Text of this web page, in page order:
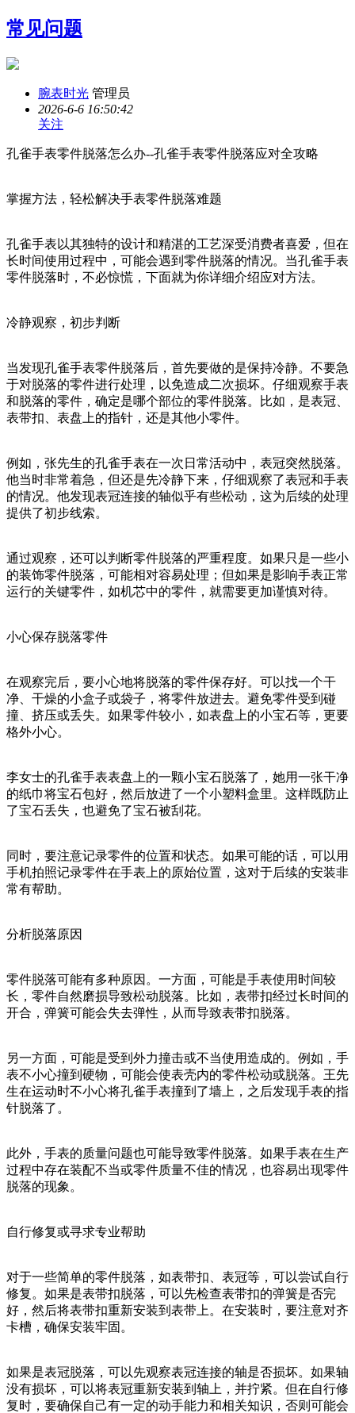
常见问题
腕表时光 管理员
2026-6-6 16:50:42
关注
孔雀手表零件脱落怎么办--孔雀手表零件脱落应对全攻略
掌握方法，轻松解决手表零件脱落难题
孔雀手表以其独特的设计和精湛的工艺深受消费者喜爱，但在
长时间使用过程中，可能会遇到零件脱落的情况。当孔雀手表
零件脱落时，不必惊慌，下面就为你详细介绍应对方法。
冷静观察，初步判断
当发现孔雀手表零件脱落后，首先要做的是保持冷静。不要急
于对脱落的零件进行处理，以免造成二次损坏。仔细观察手表
和脱落的零件，确定是哪个部位的零件脱落。比如，是表冠、
表带扣、表盘上的指针，还是其他小零件。
例如，张先生的孔雀手表在一次日常活动中，表冠突然脱落。
他当时非常着急，但还是先冷静下来，仔细观察了表冠和手表
的情况。他发现表冠连接的轴似乎有些松动，这为后续的处理
提供了初步线索。
通过观察，还可以判断零件脱落的严重程度。如果只是一些小
的装饰零件脱落，可能相对容易处理；但如果是影响手表正常
运行的关键零件，如机芯中的零件，就需要更加谨慎对待。
小心保存脱落零件
在观察完后，要小心地将脱落的零件保存好。可以找一个干
净、干燥的小盒子或袋子，将零件放进去。避免零件受到碰
撞、挤压或丢失。如果零件较小，如表盘上的小宝石等，更要
格外小心。
李女士的孔雀手表表盘上的一颗小宝石脱落了，她用一张干净
的纸巾将宝石包好，然后放进了一个小塑料盒里。这样既防止
了宝石丢失，也避免了宝石被刮花。
同时，要注意记录零件的位置和状态。如果可能的话，可以用
手机拍照记录零件在手表上的原始位置，这对于后续的安装非
常有帮助。
分析脱落原因
零件脱落可能有多种原因。一方面，可能是手表使用时间较
长，零件自然磨损导致松动脱落。比如，表带扣经过长时间的
开合，弹簧可能会失去弹性，从而导致表带扣脱落。
另一方面，可能是受到外力撞击或不当使用造成的。例如，手
表不小心撞到硬物，可能会使表壳内的零件松动或脱落。王先
生在运动时不小心将孔雀手表撞到了墙上，之后发现手表的指
针脱落了。
此外，手表的质量问题也可能导致零件脱落。如果手表在生产
过程中存在装配不当或零件质量不佳的情况，也容易出现零件
脱落的现象。
自行修复或寻求专业帮助
对于一些简单的零件脱落，如表带扣、表冠等，可以尝试自行
修复。如果是表带扣脱落，可以先检查表带扣的弹簧是否完
好，然后将表带扣重新安装到表带上。在安装时，要注意对齐
卡槽，确保安装牢固。
如果是表冠脱落，可以先观察表冠连接的轴是否损坏。如果轴
没有损坏，可以将表冠重新安装到轴上，并拧紧。但在自行修
复时，要确保自己有一定的动手能力和相关知识，否则可能会